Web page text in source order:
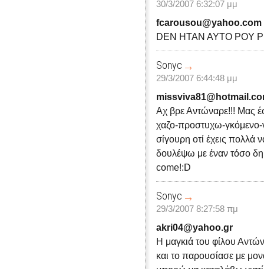
30/3/2007 6:32:07 μμ
fcarousou@yahoo.com
DEN HTAN AYTO POY
Sonyc
29/3/2007 6:44:48 μμ
Αχ βρε Αντώναρε!!! Μας
χαζο-προστυχω-
σίγουρη οτί έχεις
δουλέψω με έναν τόσο
come!:D
Sonyc
29/3/2007 8:27:58 πμ
akri04@yahoo.gr
Η μαγκιά του φίλου
και το παρουσίασε με